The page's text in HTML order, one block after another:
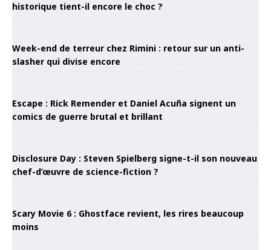
historique tient-il encore le choc ?
Week-end de terreur chez Rimini : retour sur un anti-
slasher qui divise encore
Escape : Rick Remender et Daniel Acuña signent un
comics de guerre brutal et brillant
Disclosure Day : Steven Spielberg signe-t-il son nouveau
chef-d’œuvre de science-fiction ?
Scary Movie 6 : Ghostface revient, les rires beaucoup
moins